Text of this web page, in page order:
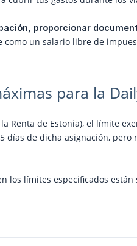
proporcionar
como un salario libre de
para la
Renta de Estonia), el límite
de dicha asignación,
los límites especificados